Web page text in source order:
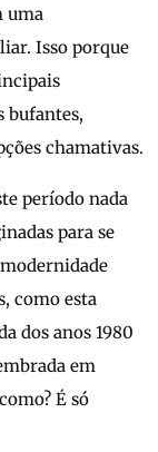
uma
Isso porque
bufantes,
chamativas.
período nada
para se
como esta
dos anos 1980
em
É só